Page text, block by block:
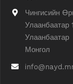
Чингисийн
Улаанбаатар
Улаанбаатар
Монгол